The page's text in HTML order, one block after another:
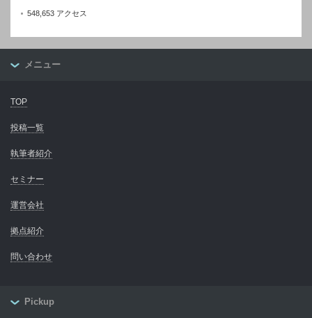
548,653 アクセス
メニュー
TOP
投稿一覧
執筆者紹介
セミナー
運営会社
拠点紹介
問い合わせ
Pickup